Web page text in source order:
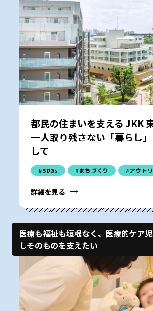
都民の住まいを支える JKK
一人取り残さない「暮らし
して
#SDGs #まちづくり #アウト
詳細を見る
医療も福祉も垣根なく、医療的ケア
しそのものを支えたい